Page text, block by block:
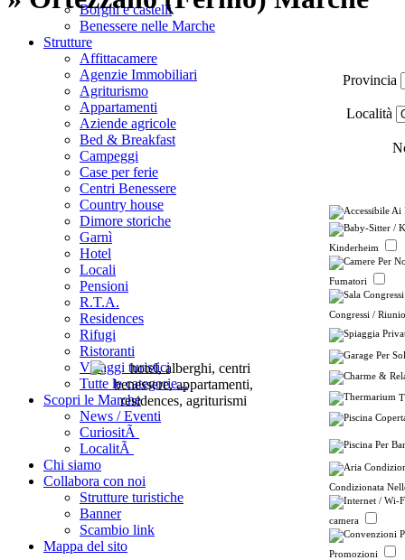
Borghi e castelli
Benessere nelle Marche
Strutture
Affittacamere
Agenzie Immobiliari
Agriturismo
Appartamenti
Aziende agricole
Bed & Breakfast
Campeggi
Case per ferie
Centri Benessere
Country house
Dimore storiche
Garnì
Hotel
Locali
Pensioni
R.T.A.
Residences
Rifugi
Ristoranti
Villaggi turistici
Tutte le categorie...
Scopri le Marche
News / Eventi
CuriositÃ
LocalitÃ
Chi siamo
Collabora con noi
Strutture turistiche
Banner
Scambio link
Mappa del sito
Provincia
Località
Kinderheim
Fumatori
Congressi /
Condizionata
camera
Promozioni